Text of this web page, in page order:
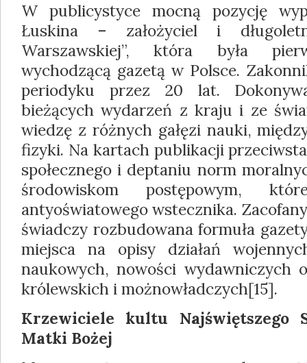
W publicystyce mocną pozycję
Łuskina – założyciel i
Warszawskiej”, która była
wychodzącą gazetą w Polsce.
periodyku przez 20 lat.
bieżących wydarzeń z kraju i ze
wiedzę z różnych gałęzi nauki,
fizyki. Na kartach publikacji
społecznego i deptaniu norm
środowiskom postępowym,
antyoświatowego wstecznika.
świadczy rozbudowana formuła
miejsca na opisy działań
naukowych, nowości wydawniczych
królewskich i możnowładczych[15].
Krzewiciele kultu Najświętszego
Matki Bożej